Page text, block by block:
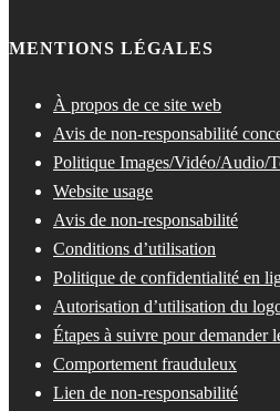
MENTIONS LÉGALES
À propos de ce site web
Avis de non-responsabilité
Politique Images/Vidéo/Audio/
Website usage
Avis de non-responsabilité
Conditions d’utilisation
Politique de confidentialité en
Autorisation d’utilisation du
Étapes à suivre pour demander
Comportement frauduleux
Lien de non-responsabilité